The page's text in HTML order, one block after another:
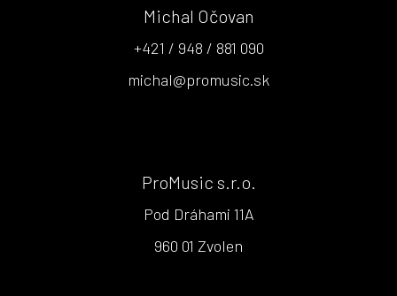
Michal Očovan
+421 / 948 / 881 090
michal@promusic.sk
ProMusic s.r.o.
Pod Dráhami 11A
960 01 Zvolen